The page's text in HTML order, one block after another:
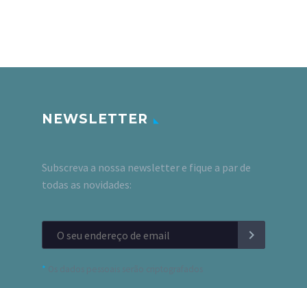
NEWSLETTER
Subscreva a nossa newsletter e fique a par de
todas as novidades:
*